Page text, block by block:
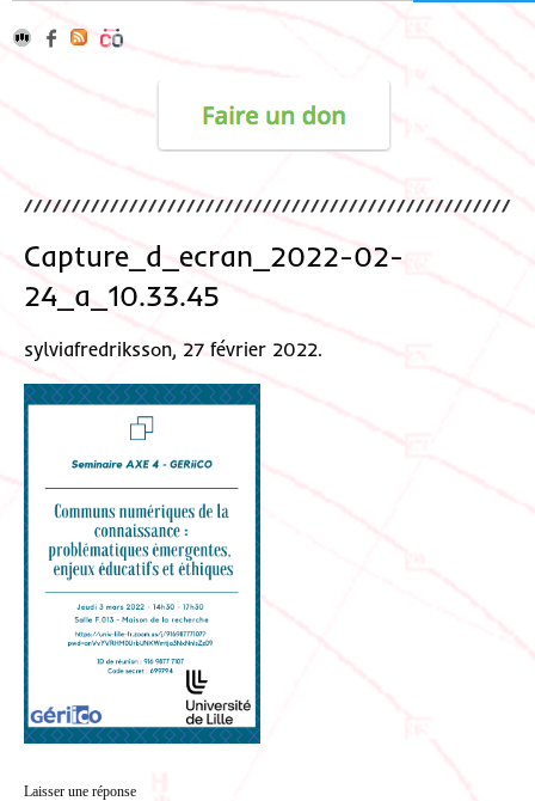
Capture_d_ecran_2022-02-
24_a_10.33.45
sylviafredriksson, 27 février 2022.
Laisser une réponse